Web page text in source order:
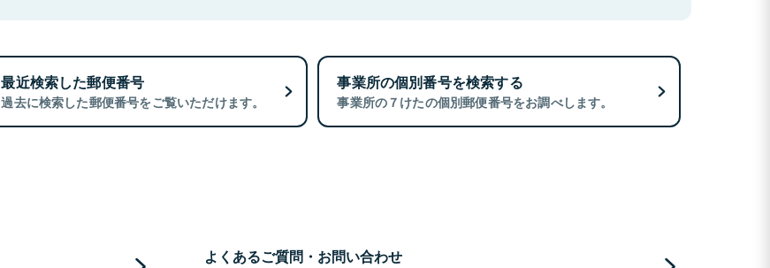
最近検索した郵便番号
過去に検索した郵便番号をご覧いただけます。
事業所の個別番号を検索する
事業所の７けたの個別郵便番号をお調べします。
よくあるご質問・お問い合わせ